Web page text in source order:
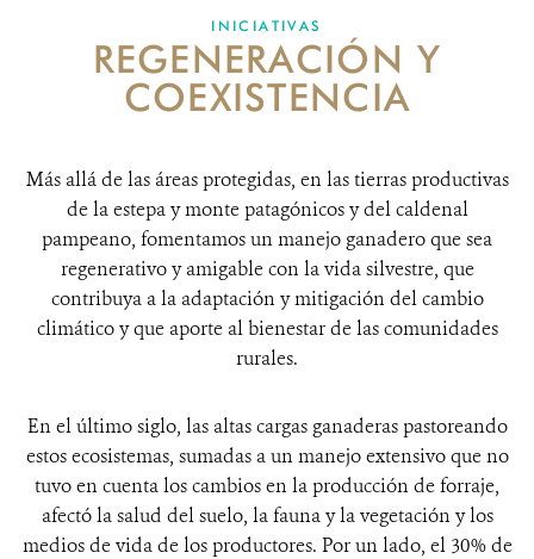
DONA
INICIATIVAS
REGENERACIÓN Y
COEXISTENCIA
Más allá de las áreas protegidas, en las tierras productivas
de la estepa y monte patagónicos y del caldenal
pampeano, fomentamos un manejo ganadero que sea
regenerativo y amigable con la vida silvestre, que
contribuya a la adaptación y mitigación del cambio
climático y que aporte al bienestar de las comunidades
rurales.
En el último siglo, las altas cargas ganaderas pastoreando
estos ecosistemas, sumadas a un manejo extensivo que no
tuvo en cuenta los cambios en la producción de forraje,
afectó la salud del suelo, la fauna y la vegetación y los
medios de vida de los productores. Por un lado, el 30% de